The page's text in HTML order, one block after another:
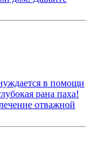
в помощи
рана паха!
отважной